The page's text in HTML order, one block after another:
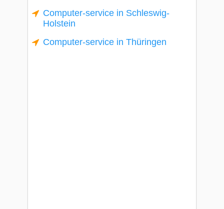
Computer-service in Schleswig-
Holstein
Computer-service in Thüringen